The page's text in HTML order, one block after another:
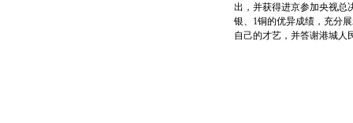
出，并获得进京参加央视总
银、1铜的优异成绩，充分
自己的才艺，并答谢港城人